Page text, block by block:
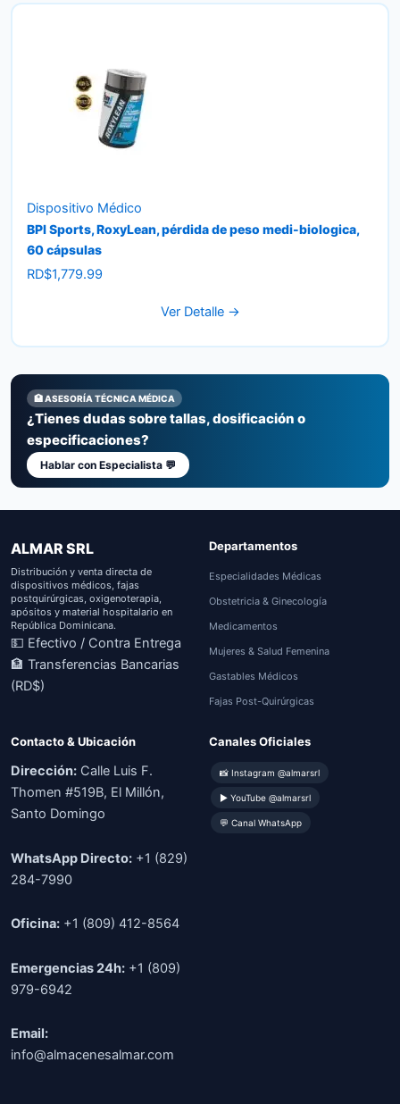
Dispositivo Médico
BPI Sports, RoxyLean, pérdida de peso medi-biologica,
60 cápsulas
RD$1,779.99
Ver Detalle →
🏥 ASESORÍA TÉCNICA MÉDICA
¿Tienes dudas sobre tallas, dosificación o
especificaciones?
Hablar con Especialista 💬
ALMAR SRL
Distribución y venta directa de
dispositivos médicos, fajas
postquirúrgicas, oxigenoterapia,
apósitos y material hospitalario en
República Dominicana.
💵 Efectivo / Contra Entrega
🏦 Transferencias Bancarias
(RD$)
Departamentos
Especialidades Médicas
Obstetricia & Ginecología
Medicamentos
Mujeres & Salud Femenina
Gastables Médicos
Fajas Post-Quirúrgicas
Contacto & Ubicación
Dirección: Calle Luis F.
Thomen #519B, El Millón,
Santo Domingo
WhatsApp Directo: +1 (829)
284-7990
Oficina: +1 (809) 412-8564
Emergencias 24h: +1 (809)
979-6942
Email:
info@almacenesalmar.com
Canales Oficiales
📸 Instagram @almarsrl
▶ YouTube @almarsrl
💬 Canal WhatsApp